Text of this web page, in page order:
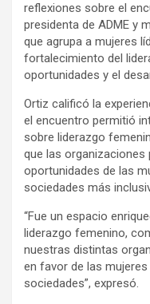
reflexiones sobre el
presidenta de ADME y
que agrupa a mujeres
fortalecimiento del
oportunidades y el
Ortiz calificó la
el encuentro permitió
sobre liderazgo
que las organizaciones
oportunidades de las
sociedades más
“Fue un espacio
liderazgo femenino,
nuestras distintas
en favor de las
sociedades”, expresó.